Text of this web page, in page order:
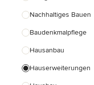
Nachhaltiges Bauen
Baudenkmalpflege
Hausanbau
Hauserweiterungen